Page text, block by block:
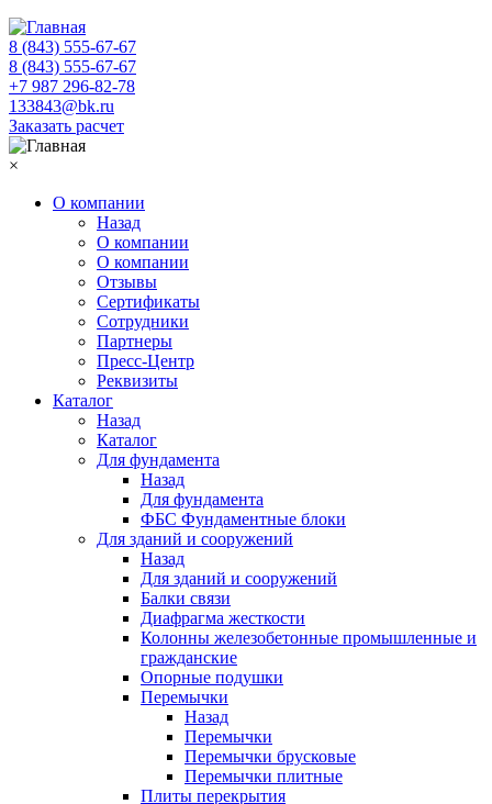
8 (843) 555-67-67
8 (843) 555-67-67
+7 987 296-82-78
133843@bk.ru
Заказать расчет
×
О компании
Назад
О компании
О компании
Отзывы
Сертификаты
Сотрудники
Партнеры
Пресс-Центр
Реквизиты
Каталог
Назад
Каталог
Для фундамента
Назад
Для фундамента
ФБС Фундаментные блоки
Для зданий и сооружений
Назад
Для зданий и сооружений
Балки связи
Диафрагма жесткости
Колонны железобетонные промышленные и
гражданские
Опорные подушки
Перемычки
Назад
Перемычки
Перемычки брусковые
Перемычки плитные
Плиты перекрытия